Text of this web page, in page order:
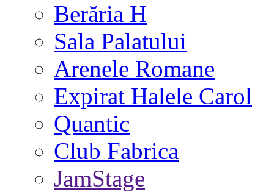
Berăria H
Sala Palatului
Arenele Romane
Expirat Halele Carol
Quantic
Club Fabrica
JamStage